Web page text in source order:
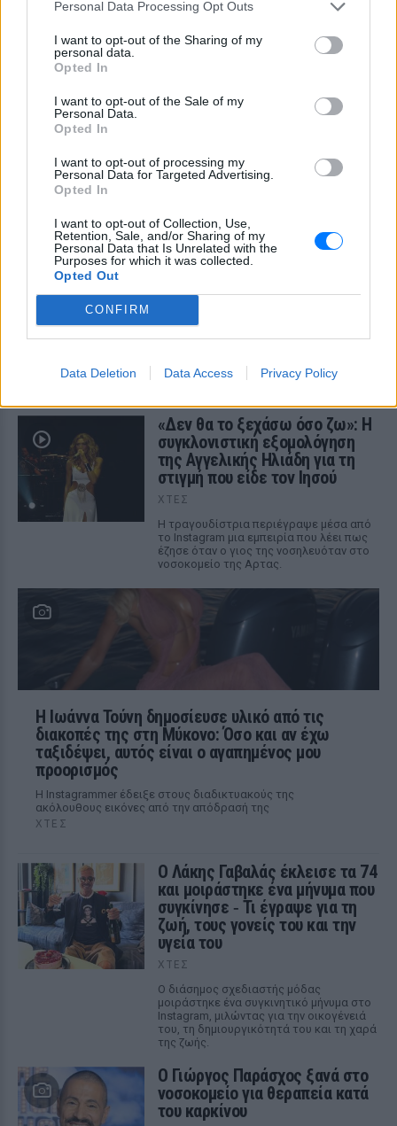
Personal Data Processing Opt Outs
I want to opt-out of the Sharing of my
personal data.
Opted In
I want to opt-out of the Sale of my
Personal Data.
Opted In
I want to opt-out of processing my
Personal Data for Targeted Advertising.
Opted In
I want to opt-out of Collection, Use,
Retention, Sale, and/or Sharing of my
Personal Data that Is Unrelated with the
Purposes for which it was collected.
Opted Out
CONFIRM
Data Deletion Data Access Privacy Policy
ΔΕΙΤΕ ΕΠΙΣΗΣ
ΣΤΗΝ ΙΔΙΑ ΚΑΤΗΓΟΡΙΑ
Πού εξαφανίστηκε η Dido; Η
τραγουδίστρια που πούλησε 40
ΠΡΙΝ 7 ΏΡΕΣ
της με τον Eminem στο «Stan», η Dido
έγινε μία από τις μεγαλύτερες ποπ σταρ
των 00s
του Barack Obama δεν συνέβη
στον Λευκό Οίκο
ΠΡΙΝ 7 ΏΡΕΣ
Η νύχτα που ο Barack και η Michelle
Obama φοβήθηκαν για τη ζωή της κόρης
«Δεν θα το ξεχάσω όσο ζω»: Η
συγκλονιστική εξομολόγηση
της Αγγελικής Ηλιάδη για τη
στιγμή που είδε τον Ιησού
ΧΤΕΣ
Η τραγουδίστρια περιέγραψε μέσα από
το Instagram μια εμπειρία που λέει πως
έζησε όταν ο γιος της νοσηλευόταν στο
νοσοκομείο της Αρτας.
Η Ιωάννα Τούνη δημοσίευσε υλικό από τις
διακοπές της στη Μύκονο: Όσο και αν έχω
ταξιδέψει, αυτός είναι ο αγαπημένος μου
προορισμός
Η Instagrammer έδειξε στους διαδικτυακούς της
ακόλουθους εικόνες από την απόδρασή της
ΧΤΕΣ
Ο Λάκης Γαβαλάς έκλεισε τα 74
και μοιράστηκε ένα μήνυμα που
συγκίνησε ‑ Τι έγραψε για τη
ζωή, τους γονείς του και την
υγεία του
ΧΤΕΣ
Ο διάσημος σχεδιαστής μόδας
μοιράστηκε ένα συγκινητικό μήνυμα στο
Instagram, μιλώντας για την οικογένειά
του, τη δημιουργικότητά του και τη χαρά
της ζωής.
O Γιώργος Παράσχος ξανά στο
νοσοκομείο για θεραπεία κατά
του καρκίνου